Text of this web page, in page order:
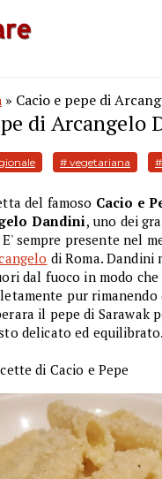
» Cacio e pepe di
di Arcangelo
# vegetariana
del famoso Cacio e
Dandini, uno dei
sempre presente nel
di Roma. Dandini
dal fuoco in modo
pur rimanendo
il pepe di Sarawak
delicato ed equilibrato.
di Cacio e Pepe